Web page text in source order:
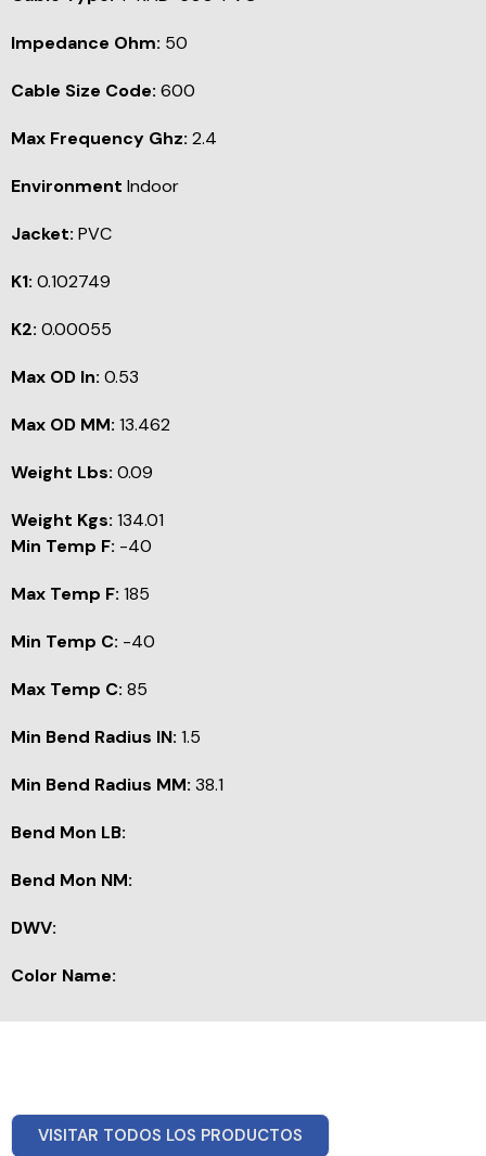
Impedance Ohm: 50
Cable Size Code: 600
Max Frequency Ghz: 2.4
Environment Indoor
Jacket: PVC
K1: 0.102749
K2: 0.00055
Max OD In: 0.53
Max OD MM: 13.462
Weight Lbs: 0.09
Weight Kgs: 134.01
Min Temp F: -40
Max Temp F: 185
Min Temp C: -40
Max Temp C: 85
Min Bend Radius IN: 1.5
Min Bend Radius MM: 38.1
Bend Mon LB:
Bend Mon NM:
DWV:
Color Name:
VISITAR TODOS LOS PRODUCTOS